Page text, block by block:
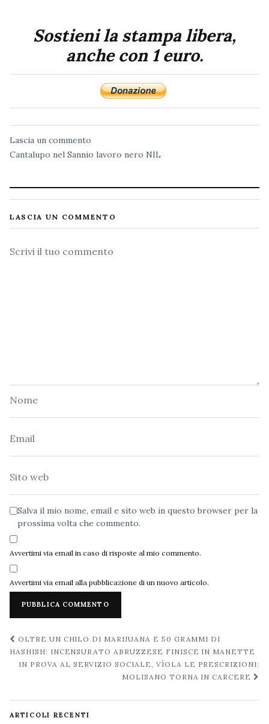
Sostieni la stampa libera,
anche con 1 euro.
Lascia un commento
Cantalupo nel Sannio lavoro nero NIL
LASCIA UN COMMENTO
Commento
Salva il mio nome, email e sito web in questo browser per la
prossima volta che commento.
Avvertimi via email in caso di risposte al mio commento.
Avvertimi via email alla pubblicazione di un nuovo articolo.
Navigazione
post
OLTRE UN CHILO DI MARIJUANA E 50 GRAMMI DI
HASHISH: INCENSURATO ABRUZZESE FINISCE IN MANETTE
IN PROVA AL SERVIZIO SOCIALE, VÌOLA LE PRESCRIZIONI:
MOLISANO TORNA IN CARCERE
ARTICOLI RECENTI